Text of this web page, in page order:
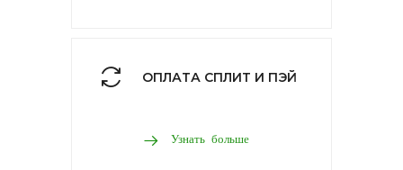
ОПЛАТА СПЛИТ И ПЭЙ
Узнать больше